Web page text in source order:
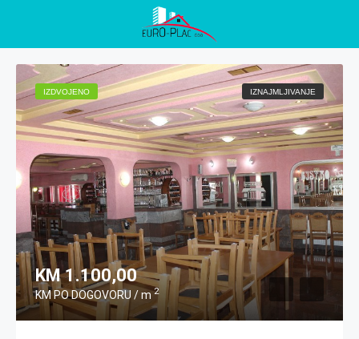
IZDVOJENO IZNAJMLJIVANJE
KM 1.100,00
KM PO DOGOVORU / m2